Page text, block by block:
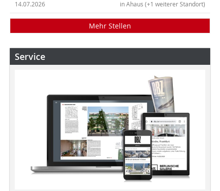
in Ahaus (+1 weiterer Standort)
14.07.2026
Mehr Stellen
Service